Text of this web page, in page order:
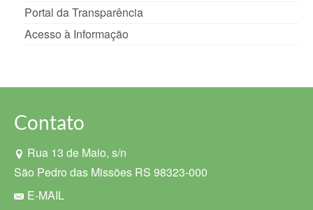
Portal da Transparência
Acesso à Informação
Contato
Rua 13 de Maio, s/n
São Pedro das Missões RS 98323-000
E-MAIL